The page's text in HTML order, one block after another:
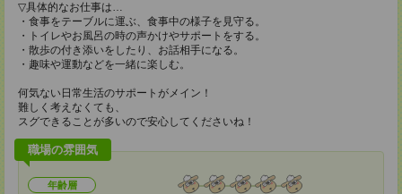
▽具体的なお仕事は…
・食事をテーブルに運ぶ、食事中の様子を見守る。
・トイレやお風呂の時の声かけやサポートをする。
・散歩の付き添いをしたり、お話相手になる。
・趣味や運動などを一緒に楽しむ。
何気ない日常生活のサポートがメイン！
難しく考えなくても、
スグできることが多いので安心してくださいね！
職場の雰囲気
年齢層